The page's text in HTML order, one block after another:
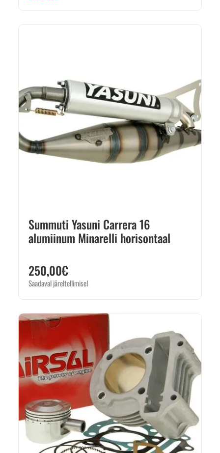
Summuti Yasuni Carrera 16
alumiinum Minarelli horisontaal
250,00€
Saadaval järeltellimisel